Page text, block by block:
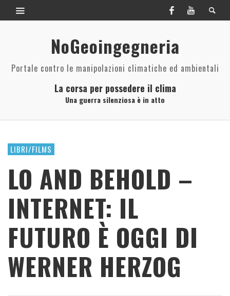
NoGeoingegneria
Portale contro le manipolazioni climatiche ed ambientali
La corsa per possedere il clima
Una guerra silenziosa è in atto
LIBRI/FILMS
LO AND BEHOLD –
INTERNET: IL
FUTURO È OGGI DI
WERNER HERZOG